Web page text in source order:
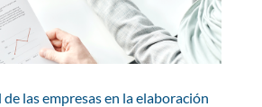
las empresas en la elaboración